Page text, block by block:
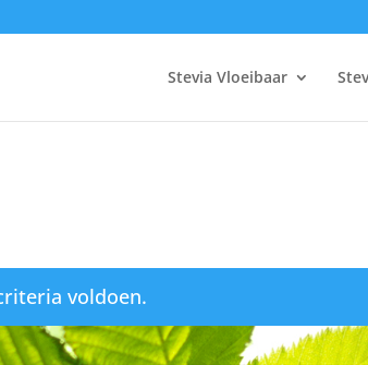
Stevia Vloeibaar
voldoen.